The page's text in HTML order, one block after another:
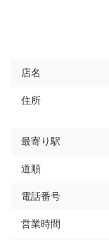
店名
住所
最寄り駅
道順
電話番号
営業時間